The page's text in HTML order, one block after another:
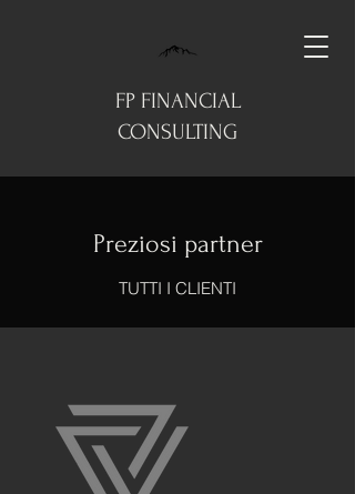
FP FINANCIAL
CONSULTING
Preziosi partner
TUTTI I CLIENTI